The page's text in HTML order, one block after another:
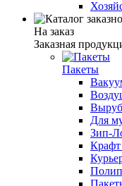
На заказ
Заказная
Пакеты
Для
Зип-